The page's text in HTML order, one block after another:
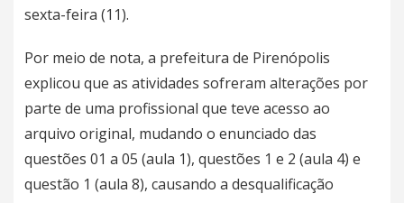
sexta-feira (11).
Por meio de nota, a prefeitura de Pirenópolis
explicou que as atividades sofreram alterações por
parte de uma profissional que teve acesso ao
arquivo original, mudando o enunciado das
questões 01 a 05 (aula 1), questões 1 e 2 (aula 4) e
questão 1 (aula 8), causando a desqualificação